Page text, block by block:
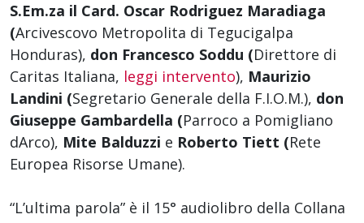
S.Em.za il Card. Oscar Rodriguez Maradiaga
(Arcivescovo Metropolita di Tegucigalpa 
Honduras), don Francesco Soddu (Direttore di
Caritas Italiana, leggi intervento), Maurizio
Landini (Segretario Generale della F.I.O.M.), don
Giuseppe Gambardella (Parroco a Pomigliano
dArco), Mite Balduzzi e Roberto Tiett (Rete
Europea Risorse Umane).
“L’ultima parola” è il 15° audiolibro della Collana